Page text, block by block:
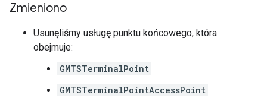
Zmieniono
Usunęliśmy usługę punktu końcowego, która
obejmuje:
GMTSTerminalPoint
GMTSTerminalPointAccessPoint